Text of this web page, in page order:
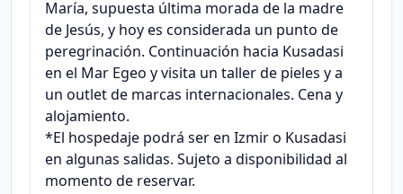
María, supuesta última morada de la madre
de Jesús, y hoy es considerada un punto de
peregrinación. Continuación hacia Kusadasi
en el Mar Egeo y visita un taller de pieles y a
un outlet de marcas internacionales. Cena y
alojamiento.
*El hospedaje podrá ser en Izmir o Kusadasi
en algunas salidas. Sujeto a disponibilidad al
momento de reservar.